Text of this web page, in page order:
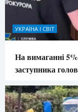
УКРАЇНА І СВІТ
На вимаганні
заступника